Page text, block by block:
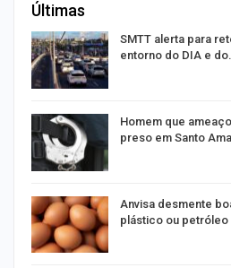
Últimas
SMTT alerta para
entorno do DIA e
Homem que
preso em Santo
Anvisa desmente
plástico ou petróleo